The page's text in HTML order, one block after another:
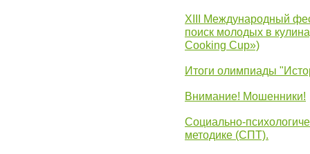
XIII Международный
поиск молодых в
Cooking Cup»)
Итоги олимпиады
Внимание! Мошенники!
Социально-
методике (СПТ).